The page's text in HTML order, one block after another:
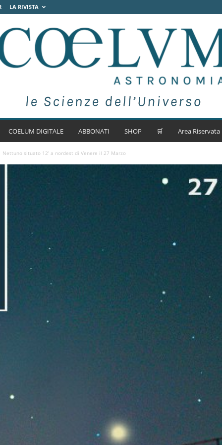
LA RIVISTA
COELUM DIGITALE ABBONATI SHOP 🛒 Area Riservata
Nettuno situato 12’ a nordest di Venere il 27 Marzo